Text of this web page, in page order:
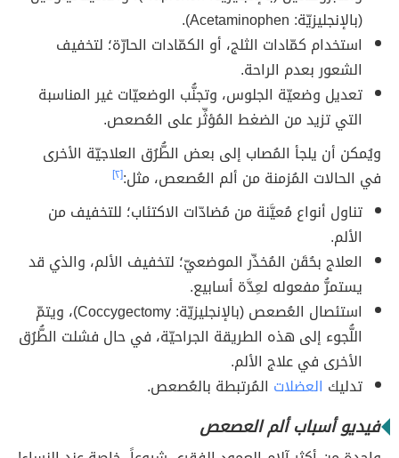
(بالإنجليزيّة: Acetaminophen).
استخدام كمّادات الثلج، أو الكمّادات الحارّة؛ لتخفيف
الشعور بعدم الراحة.
تعديل وضعيّة الجلوس، وتجنُّب الوضعيّات غير المناسبة
التي تزيد من الضغط المُؤثِّر على العُصعص.
ويُمكن أن يلجأ المُصاب إلى بعض الطُّرُق العلاجيّة الأخرى
في الحالات المُزمنة من ألم العُصعص، مثل:[٢]
تناول أنواع مُعيَّنة من مُضادّات الاكتئاب؛ للتخفيف من
الألم.
العلاج بحُقَن المُخدِّر الموضعيّ؛ لتخفيف الألم، والذي قد
يستمرُّ مفعوله لعِدَّة أسابيع.
استئصال العُصعص (بالإنجليزيّة: Coccygectomy)، ويتمّ
اللُّجوء إلى هذه الطريقة الجراحيّة، في حال فشلت الطُّرُق
الأخرى في علاج الألم.
تدليك العضلات المُرتبطة بالعُصعص.
فيديو أسباب ألم العصعص